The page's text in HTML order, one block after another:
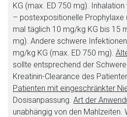
KG (max. ED 750 mg).
– postexpositionelle Prophylaxe
mal täglich 10 mg/kg KG bis 15
mg). Andere schwere
mg/kg KG (max. ED 750 mg).
sollte entsprechend der
Kreatinin-Clearance des
Patienten mit eingeschränkter
Dosisanpassung. Art der
unabhängig von den Mahlzeiten.